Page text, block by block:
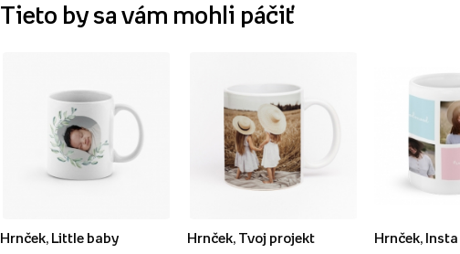
Tieto by sa vám mohli páčiť
Hrnček, Little baby Hrnček, Tvoj projekt Hrnček,